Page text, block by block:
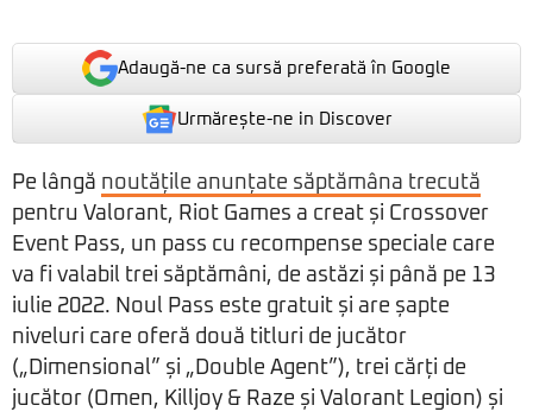
Adaugă-ne ca sursă preferată în Google
Urmărește-ne in Discover
Pe lângă noutățile anunțate săptămâna trecută
pentru Valorant, Riot Games a creat și Crossover
Event Pass, un pass cu recompense speciale care
va fi valabil trei săptămâni, de astăzi și până pe 13
iulie 2022. Noul Pass este gratuit și are șapte
niveluri care oferă două titluri de jucător
(„Dimensional” și „Double Agent”), trei cărți de
jucător (Omen, Killjoy & Raze și Valorant Legion) și